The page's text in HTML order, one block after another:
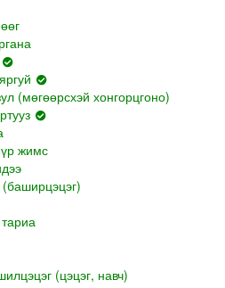
(мөгөөрсхэй хонгорцгоно)
жимс
(цэцэг, навч)